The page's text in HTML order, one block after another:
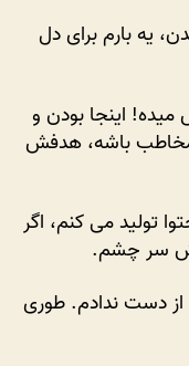
یه بارم برای دل
اینجا بودن و
مخاطب باشه، هدفش
تولید می کنم، اگر
سر چشم.
دست ندادم. طوری